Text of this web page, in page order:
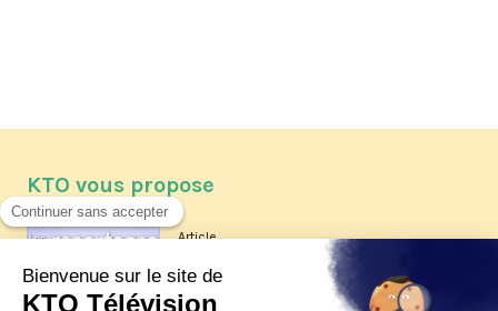
KTO vous propose
Article
Les reportages d'été 2026 de KTO